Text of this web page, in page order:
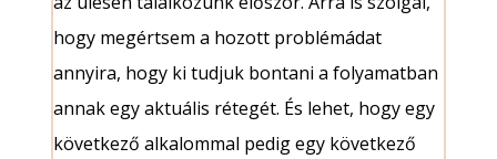
hogy megértsem a hozott problémádat
annyira, hogy ki tudjuk bontani a folyamatban
annak egy aktuális rétegét. És lehet, hogy egy
következő alkalommal pedig egy következő